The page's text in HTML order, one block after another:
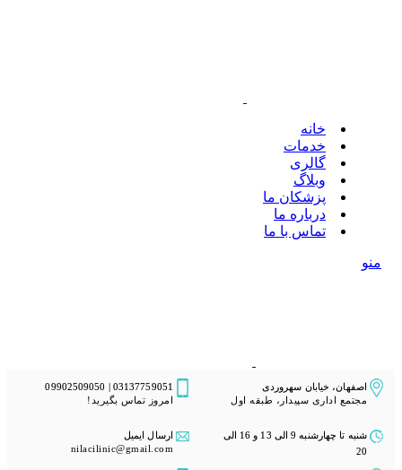
خانه
خدمات
گالری
وبلاگ
پزشکان ما
درباره ما
تماس با ما
منو
اصفهان، خیابان سهروردی
مجتمع اداری سپیدار، طبقه اول
03137759051 | 09902509050
امروز تماس بگیرید!
شنبه تا چهارشنبه 9 الی 13 و 16 الی
20
ارسال ایمیل
nilacilinic@gmail.com